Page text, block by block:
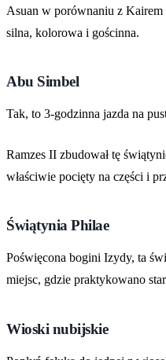
Asuan w porównaniu z
silna, kolorowa i gościnna.
Abu Simbel
Tak, to 3-godzinna jazda na
Ramzes II zbudował tę
właściwie pocięty na części i
Świątynia Philae
Poświęcona bogini Izydy, ta
miejsc, gdzie praktykowano
Wioski nubijskie